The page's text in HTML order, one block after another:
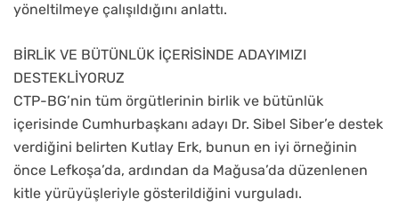
yöneltilmeye çalışıldığını anlattı.
BİRLİK VE BÜTÜNLÜK İÇERİSİNDE ADAYIMIZI
DESTEKLİYORUZ
CTP-BG’nin tüm örgütlerinin birlik ve bütünlük
içerisinde Cumhurbaşkanı adayı Dr. Sibel Siber’e destek
verdiğini belirten Kutlay Erk, bunun en iyi örneğinin
önce Lefkoşa’da, ardından da Mağusa’da düzenlenen
kitle yürüyüşleriyle gösterildiğini vurguladı.